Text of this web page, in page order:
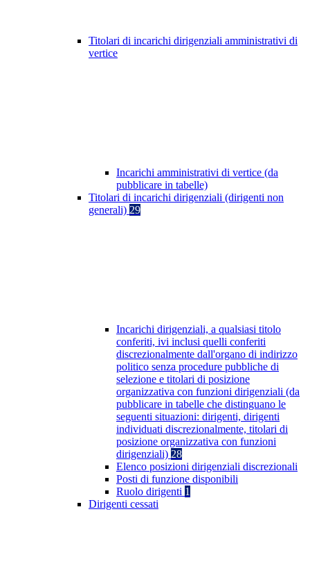
Titolari di incarichi dirigenziali amministrativi di
vertice
Incarichi amministrativi di vertice (da
pubblicare in tabelle)
Titolari di incarichi dirigenziali (dirigenti non
generali) 29
Incarichi dirigenziali, a qualsiasi titolo
conferiti, ivi inclusi quelli conferiti
discrezionalmente dall'organo di indirizzo
politico senza procedure pubbliche di
selezione e titolari di posizione
organizzativa con funzioni dirigenziali (da
pubblicare in tabelle che distinguano le
seguenti situazioni: dirigenti, dirigenti
individuati discrezionalmente, titolari di
posizione organizzativa con funzioni
dirigenziali) 28
Elenco posizioni dirigenziali discrezionali
Posti di funzione disponibili
Ruolo dirigenti 1
Dirigenti cessati